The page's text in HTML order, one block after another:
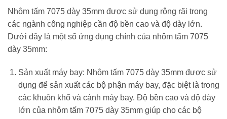
Nhôm tấm 7075 dày 35mm được sử dụng rộng rãi trong
các ngành công nghiệp cần độ bền cao và độ dày lớn.
Dưới đây là một số ứng dụng chính của nhôm tấm 7075
dày 35mm:
Sản xuất máy bay: Nhôm tấm 7075 dày 35mm được sử
dụng để sản xuất các bộ phận máy bay, đặc biệt là trong
các khuôn khổ và cánh máy bay. Độ bền cao và độ dày
lớn của nhôm tấm 7075 dày 35mm giúp cho các bộ